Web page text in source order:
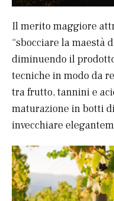
Il merito maggiore
“sbocciare la maestà
diminuendo il
tecniche in modo da
tra frutto, tannini e
maturazione in botti
invecchiare